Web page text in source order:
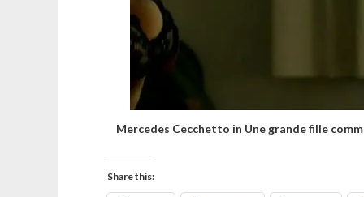
Mercedes Cecchetto in Une grande fille
Share this: